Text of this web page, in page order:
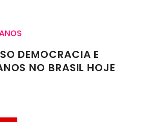
DEMOCRACIA E
NO BRASIL HOJE